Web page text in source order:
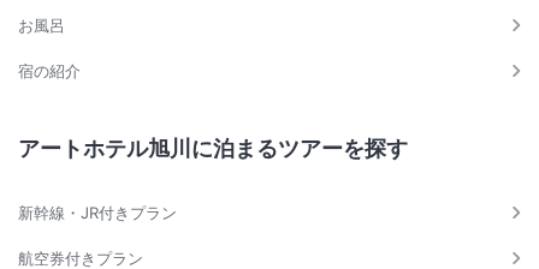
お風呂
宿の紹介
アートホテル旭川に泊まるツアーを探す
新幹線・JR付きプラン
航空券付きプラン